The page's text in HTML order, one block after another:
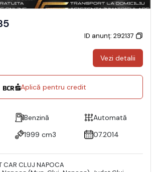
ID anunț: 292137
Vezi detalii
Aplică pentru credit
Benzină
Automată
1999 cm3 07.2014
CAR CLUJ NAPOCA